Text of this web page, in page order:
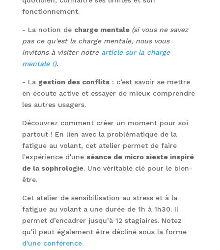
fonctionnement.
- La notion de charge mentale (si vous ne savez
pas ce qu'est la charge mentale, nous vous
invitons à visiter notre article sur la charge
mentale !).
- La gestion des conflits: c’est savoir se mettre
en écoute active et essayer de mieux comprendre
les autres usagers.
Découvrez comment créer un moment pour soi
partout ! En lien avec la problématique de la
fatigue au volant, cet atelier permet de faire
l'expérience d'une séance de micro sieste inspiré
de la sophrologie. Une véritable clé pour le bien-
être.
Cet atelier de sensibilisation au stress et à la
fatigue au volant a une durée de 1h à 1h30. Il
permet d’encadrer jusqu’à 12 stagiaires. Notez
qu'il peut également être décliné sous la forme
d'une conférence.